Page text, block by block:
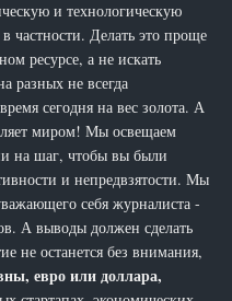
и технологическую
частности. Делать это проще
ресурсе, а не искать
разных не всегда
сегодня на вес золота. А
миром! Мы освещаем
на шаг, чтобы вы были
и непредвзятости. Мы
себя журналиста -
А выводы должен сделать
не останется без внимания,
евро или доллара,